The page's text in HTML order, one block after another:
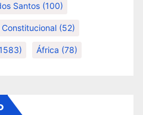
Santos (100)
(52)
África (78)